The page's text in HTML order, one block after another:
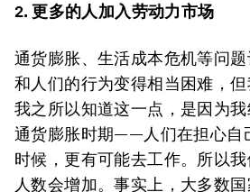
2.更多的人加入劳动力市场
通货膨胀、生活成本危机等问
和人们的行为变得相当困难，
我之所以知道这一点，是因为
通货膨胀时期——人们在担心自
时候，更有可能去工作。所以
人数会增加。事实上，大多数